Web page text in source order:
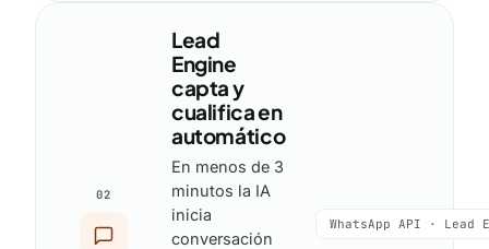
02
Lead
Engine
capta y
cualifica en
automático
En menos de 3
minutos la IA
inicia
conversación
WhatsApp API · Lead